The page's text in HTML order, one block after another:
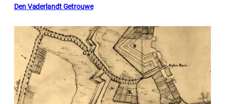
Den Vaderlandt Getrouwe